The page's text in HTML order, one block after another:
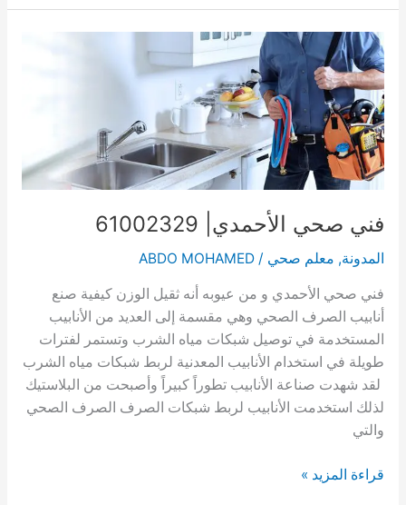
الجهراء|
61002329
فني صحي الأحمدي| 61002329
المدونة, معلم صحي /
ABDO MOHAMED
فني صحي الأحمدي و من عيوبه أنه ثقيل الوزن كيفية صنع
أنابيب الصرف الصحي وهي مقسمة إلى العديد من الأنابيب
المستخدمة في توصيل شبكات مياه الشرب وتستمر لفترات
طويلة في استخدام الأنابيب المعدنية لربط شبكات مياه الشرب
لقد شهدت صناعة الأنابيب تطوراً كبيراً وأصبحت من البلاستيك
لذلك استخدمت الأنابيب لربط شبكات الصرف الصرف الصحي
والتي
فني
قراءة المزيد »